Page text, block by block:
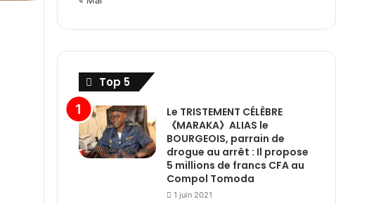
Top 5
Le TRISTEMENT CÉLÈBRE
《MARAKA》ALIAS le
BOURGEOIS, parrain de
drogue au arrêt : Il propose
5 millions de francs CFA au
Compol Tomoda
1 juin 2021